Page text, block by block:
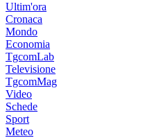
Ultim'ora
Cronaca
Mondo
Economia
TgcomLab
Televisione
TgcomMag
Video
Schede
Sport
Meteo